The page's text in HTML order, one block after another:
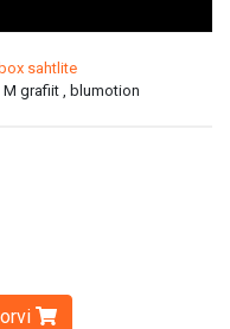
sahtlite
grafiit , blumotion